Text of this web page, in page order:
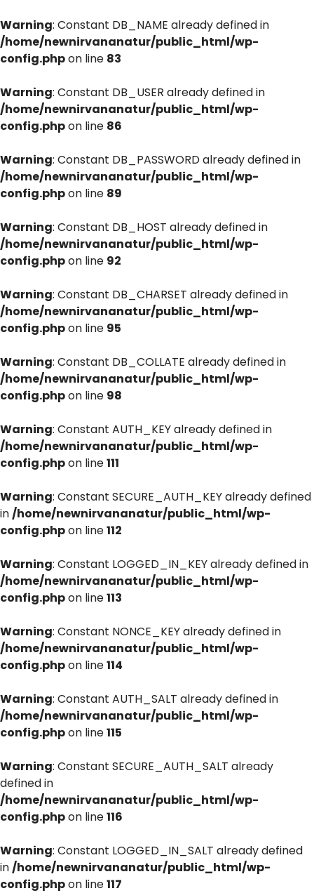
Warning: Constant DB_NAME already defined in
/home/newnirvananatur/public_html/wp-
config.phpon line 83
Warning: Constant DB_USER already defined in
/home/newnirvananatur/public_html/wp-
config.phpon line 86
Warning: Constant DB_PASSWORD already defined in
/home/newnirvananatur/public_html/wp-
config.phpon line 89
Warning: Constant DB_HOST already defined in
/home/newnirvananatur/public_html/wp-
config.phpon line 92
Warning: Constant DB_CHARSET already defined in
/home/newnirvananatur/public_html/wp-
config.phpon line 95
Warning: Constant DB_COLLATE already defined in
/home/newnirvananatur/public_html/wp-
config.phpon line 98
Warning: Constant AUTH_KEY already defined in
/home/newnirvananatur/public_html/wp-
config.phpon line111
Warning: Constant SECURE_AUTH_KEY already defined
in/home/newnirvananatur/public_html/wp-
config.phpon line112
Warning: Constant LOGGED_IN_KEY already defined in
/home/newnirvananatur/public_html/wp-
config.phpon line113
Warning: Constant NONCE_KEY already defined in
/home/newnirvananatur/public_html/wp-
config.phpon line114
Warning: Constant AUTH_SALT already defined in
/home/newnirvananatur/public_html/wp-
config.phpon line115
Warning: Constant SECURE_AUTH_SALT already
defined in
/home/newnirvananatur/public_html/wp-
config.phpon line116
Warning: Constant LOGGED_IN_SALT already defined
in/home/newnirvananatur/public_html/wp-
config.phpon line117